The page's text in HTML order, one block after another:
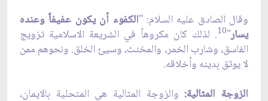
وقال الصادق عليه السلام: "الكفوء أن يكون عفيفاً وعنده
يسار"
10. لذلك كان مكروهاً في الشريعة الاسلامية تزويج
الفاسق، وشارب الخمر، والمخنث، وسيئ الخلق. ونحوهم ممن
لا يوثق بدينه وأخلاقه.
الزوجة المثالية:والزوجة المثالية هي المتحلية بالايمان،